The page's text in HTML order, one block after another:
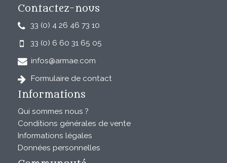
Contactez-nous
33 (0) 4 26 46 73 10
33 (0) 6 60 31 65 05
infos@armae.com
Formulaire de contact
Informations
Qui sommes nous ?
Conditions générales de vente
Informations légales
Données personnelles